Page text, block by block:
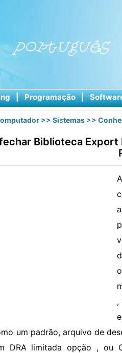
| Programação |
>> Sistemas >>
Biblioteca
,
um padrão, arquivo de
DRA limitada opção , ou